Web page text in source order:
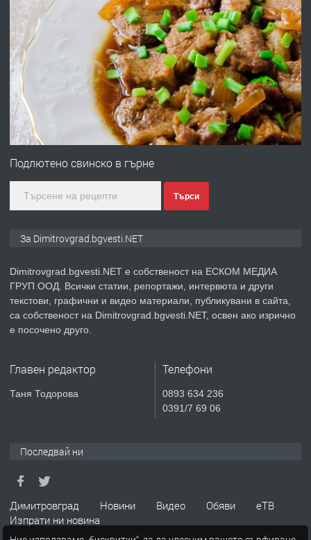
преди 11 месеца
ПРЕДЛАГА
Отпушване на канали тоалетни
вертикални щрангове
преди 11 месеца
ПРЕДЛАГА Онлайн магазин за всички!
преди 2 месеца
ПРЕДЛАГА Къща в Странско
Професионални курсове
ПРЕДЛАГА
Ремонтирана къща в с. Ябълково,
община Димитровград, обл. Хасково
Подлютено свинско в гърне
Търси
За Dimitrovgrad.bgvesti.NET
Dimitrovgrad.bgvesti.NET е собственост на ЕСКОМ МЕДИА
ГРУП ООД. Всички статии, репортажи, интервюта и други
текстови, графични и видео материали, публикувани в сайта,
са собственост на Dimitrovgrad.bgvesti.NET, освен ако изрично
е посочено друго.
Главен редактор
Таня Тодорова
Телефони
0893 634 236
0391/7 69 06
Последвай ни
Димитровград Новини Видео Обяви
еТВ
Изпрати ни новина